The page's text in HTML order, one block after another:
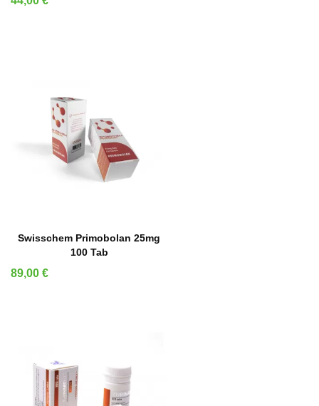
IN DEN WARENKORB
Swisschem Primobolan 25mg
100 Tab
Preis
89,00 €